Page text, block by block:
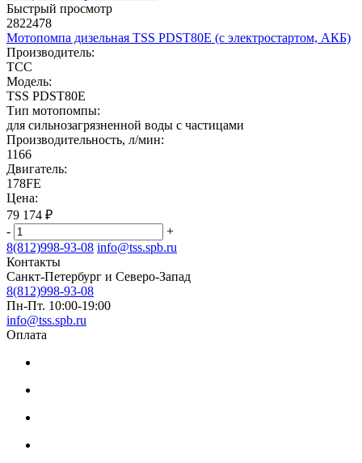
Быстрый просмотр
2822478
Мотопомпа дизельная TSS PDST80E (с электростартом, АКБ)
Производитель:
ТСС
Модель:
TSS PDST80E
Тип мотопомпы:
для сильнозагрязненной воды с частицами
Производительность, л/мин:
1166
Двигатель:
178FE
Цена:
79 174 ₽
-
+
8(812)998-93-08 info@tss.spb.ru
Контакты
Санкт-Петербург и Северо-Запад
8(812)998-93-08
Пн-Пт. 10:00-19:00
info@tss.spb.ru
Оплата